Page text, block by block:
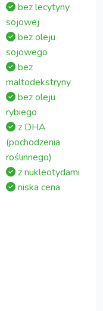
bez lecytyny
sojowej
bez oleju
sojowego
bez
maltodekstryny
bez oleju
rybiego
z DHA
(pochodzenia
roślinnego)
z nukleotydami
niska cena